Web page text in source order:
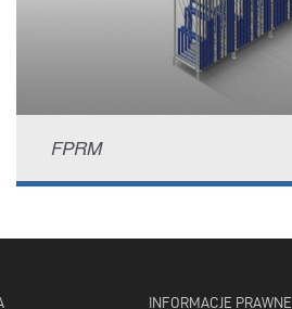
FPRM
INFORMACJE PRAWNE